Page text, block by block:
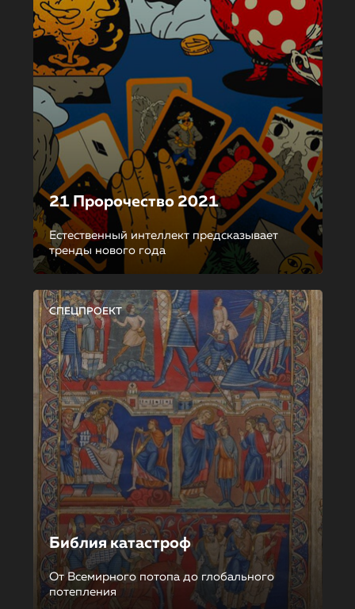
21 Пророчество 2021
Естественный интеллект предсказывает
тренды нового года
СПЕЦПРОЕКТ
Библия катастроф
От Всемирного потопа до глобального
потепления